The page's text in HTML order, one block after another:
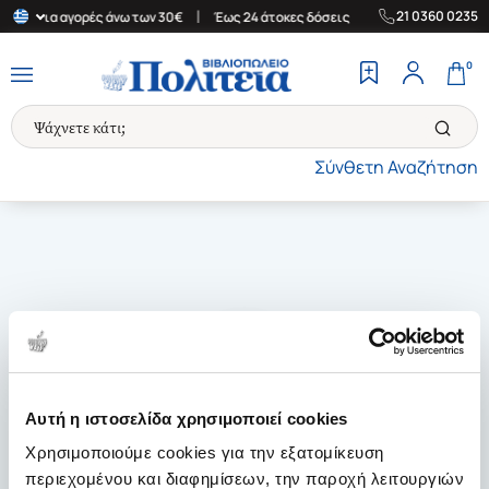
Αυτή η ιστοσελίδα χρησιμοποιεί cookies
Χρησιμοποιούμε cookies για την εξατομίκευση
περιεχομένου και διαφημίσεων, την παροχή λειτουργιών
για αγορές άνω των 30€ | Έως 24 άτοκες δόσεις | Δωρεάν
21 0360 0235
Σύνθετη Αναζήτηση
0